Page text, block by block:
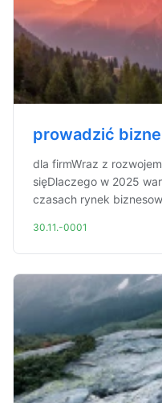
prowadzić
dla firmWraz z
sięDlaczego w 2025
czasach rynek
30.11.-0001